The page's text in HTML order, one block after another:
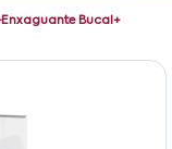
Bucal+